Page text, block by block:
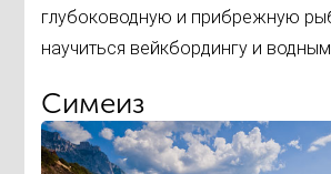
глубоководную и прибрежную
научиться вейкбордингу и
Симеиз